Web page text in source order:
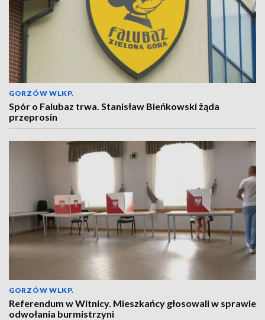
GORZÓW WLKP.
Spór o Falubaz trwa. Stanisław Bieńkowski żąda
przeprosin
GORZÓW WLKP.
Referendum w Witnicy. Mieszkańcy głosowali w sprawie
odwołania burmistrzyni